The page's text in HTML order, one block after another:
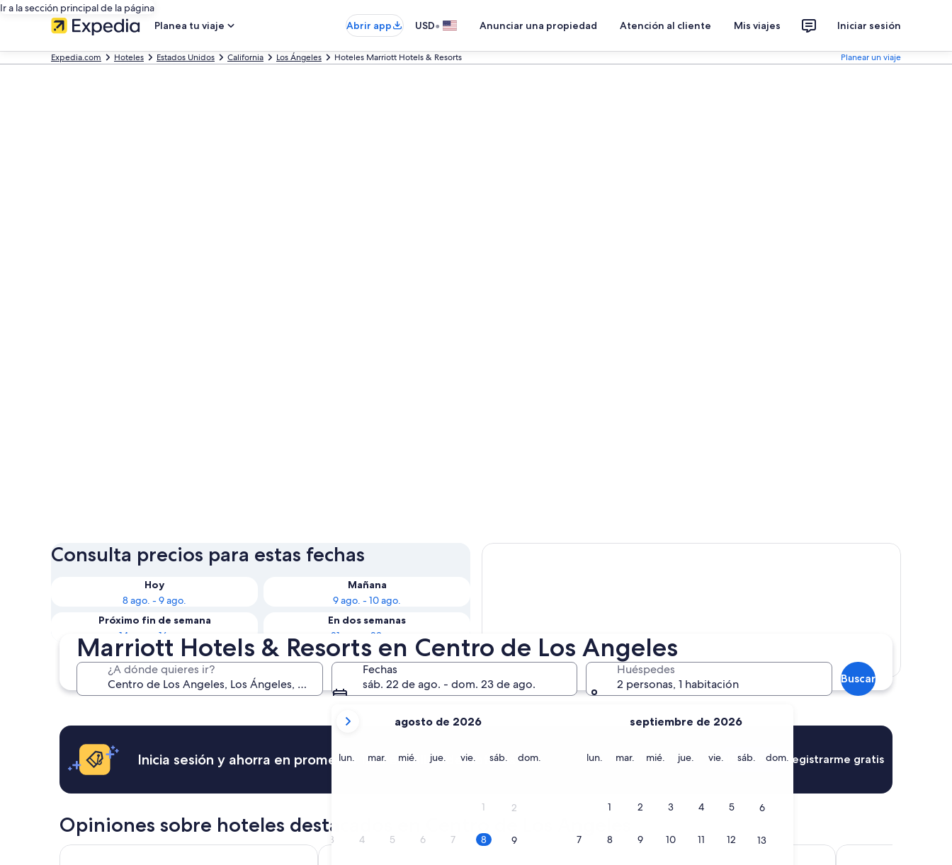
Ir a la sección principal de la página
Planea tu viaje
Abrir app USD• Anunciar una propiedad Atención al cliente Mis viajes Iniciar sesión
Expedia.com Hoteles Estados Unidos California Los Ángeles Hoteles Marriott Hotels & Resorts Planear un viaje
Marriott Hotels & Resorts en Centro de Los Angeles
¿A dónde quieres ir?
Fechas
sáb. 22 de ago. - dom. 23 de ago.
meses
son
2026.
agosto de 2026
lun. lunesmar. martes
mié. miércoles
jue. jueves
vie. viernes
sáb. sábado
dom.
1 2
3 4 5 6 7 8 9
septiembre de 2026
lun. lunesmar. martes
mié. miércoles
jue. jueves
vie. viernes
sáb. sábado
dom. domingo
1 2 3 4 5 6
7 8 9 10 11 12 13
Huéspedes
2 personas, 1 habitación
Buscar
Consulta precios para estas fechas
Hoy
8 ago. - 9 ago.
Mañana
9 ago. - 10 ago.
Próximo fin de semana
14 ago. - 16 ago.
En dos semanas
21 ago. - 23 ago.
Mostrar mapa
Inicia sesión y ahorra en promedio 15% en miles de hoteles Iniciar sesiónRegistrarme gratis
Opiniones sobre hoteles destacados en Centro de Los Angeles
E-Central Downtown Los Angeles Hotel InterContinental Los Angeles Downtown by IHG STILE Downtown Los